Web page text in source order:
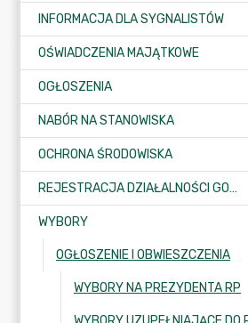
INFORMACJA DLA SYGNALISTÓW
OŚWIADCZENIA MAJĄTKOWE
OGŁOSZENIA
NABÓR NA STANOWISKA
OCHRONA ŚRODOWISKA
REJESTRACJA DZIAŁALNOŚCI GOSPODARCZEJ
WYBORY
OGŁOSZENIE I OBWIESZCZENIA
WYBORY NA PREZYDENTA RP